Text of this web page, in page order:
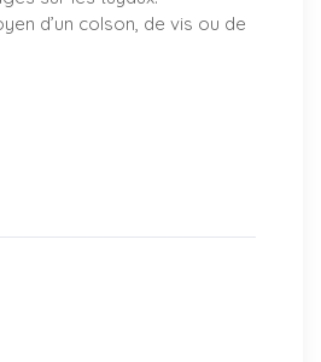
d’un colson, de vis ou de